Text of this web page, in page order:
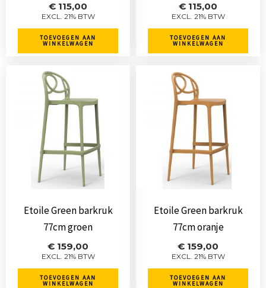
€ 115,00
EXCL. 21% BTW
TOEVOEGEN AAN
WINKELWAGEN
€ 115,00
EXCL. 21% BTW
TOEVOEGEN AAN
WINKELWAGEN
Etoile Green barkruk
77cm groen
€ 159,00
EXCL. 21% BTW
TOEVOEGEN AAN
WINKELWAGEN
Etoile Green barkruk
77cm oranje
€ 159,00
EXCL. 21% BTW
TOEVOEGEN AAN
WINKELWAGEN